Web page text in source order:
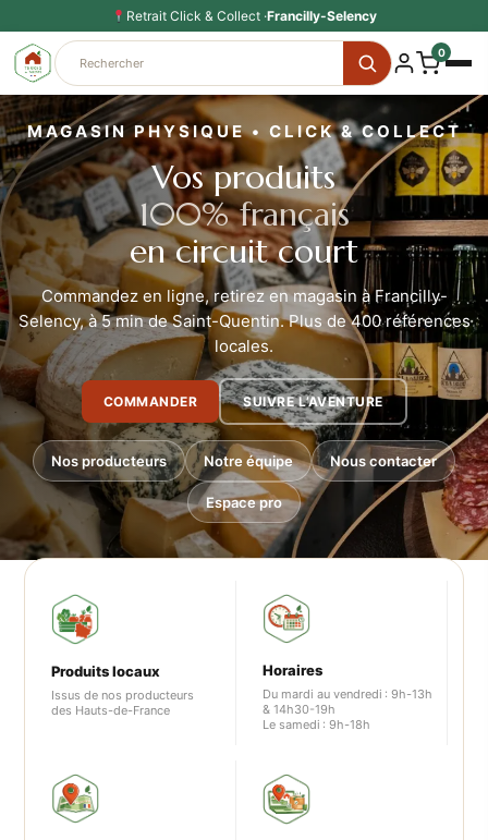
contenu
Retrait Click & Collect ·Francilly-Selency
0
MAGASIN PHYSIQUE • CLICK & COLLECT
Vos produits
100% français
en circuit court
Commandez en ligne, retirez en magasin à Francilly-
Selency, à 5 min de Saint-Quentin. Plus de 400 références
locales.
COMMANDER SUIVRE L’AVENTURE
Nos producteurs Notre équipe Nous contacter
Espace pro
Produits locaux
Issus de nos producteurs
des Hauts-de-France
Horaires
Du mardi au vendredi : 9h-13h
& 14h30-19h
Le samedi : 9h-18h